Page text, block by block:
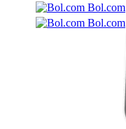
Bol.com
Bol.com